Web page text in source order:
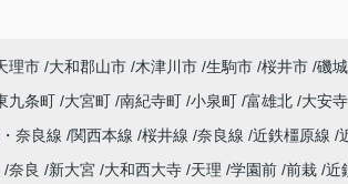
理市 大和郡山市 木津川市 生駒市 桜井市 磯
九条町 大宮町 南紀寺町 小泉町 富雄北 大安寺
奈良線 関西本線 桜井線 奈良線 近鉄橿原線
奈良 新大宮 大和西大寺 天理 学園前 前栽 近